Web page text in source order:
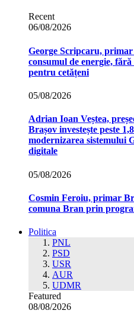
Recent
06/08/2026
George Scripcaru,
consumul de energie,
pentru cetățeni
05/08/2026
Adrian Ioan Veștea,
Brașov investește peste
modernizarea sistemului
digitale
05/08/2026
Cosmin Feroiu, primar
comuna Bran prin
Politica
PNL
PSD
USR
AUR
UDMR
Featured
08/08/2026